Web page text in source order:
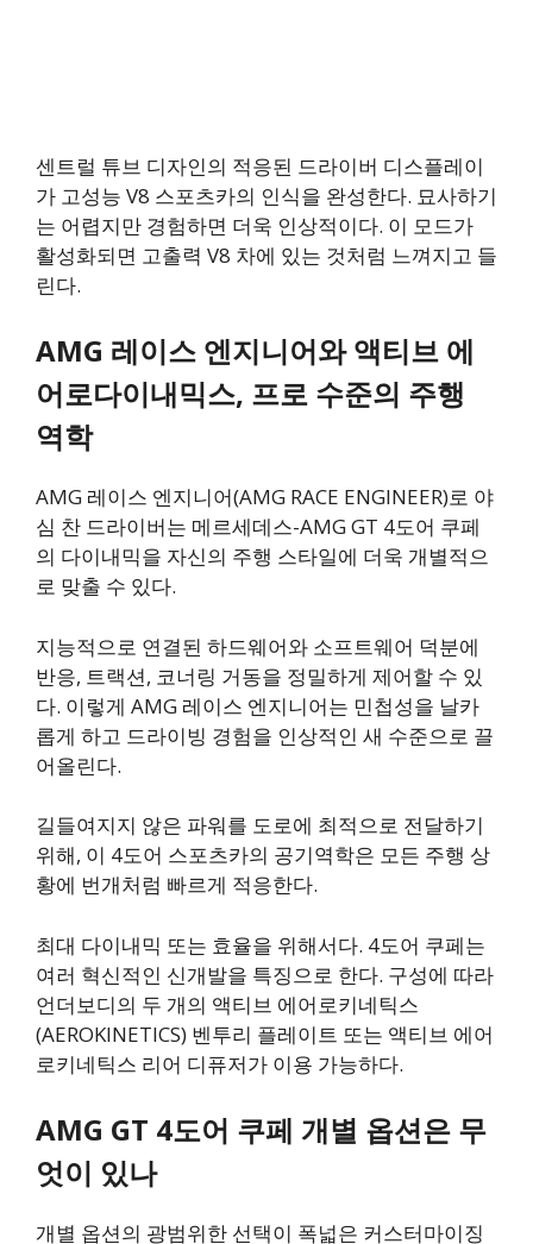
센트럴 튜브 디자인의 적응된 드라이버 디스플레이
가 고성능 V8 스포츠카의 인식을 완성한다. 묘사하기
는 어렵지만 경험하면 더욱 인상적이다. 이 모드가
활성화되면 고출력 V8 차에 있는 것처럼 느껴지고 들
린다.
AMG 레이스 엔지니어와 액티브 에
어로다이내믹스, 프로 수준의 주행
역학
AMG 레이스 엔지니어(AMG RACE ENGINEER)로 야
심 찬 드라이버는 메르세데스-AMG GT 4도어 쿠페
의 다이내믹을 자신의 주행 스타일에 더욱 개별적으
로 맞출 수 있다.
지능적으로 연결된 하드웨어와 소프트웨어 덕분에
반응, 트랙션, 코너링 거동을 정밀하게 제어할 수 있
다. 이렇게 AMG 레이스 엔지니어는 민첩성을 날카
롭게 하고 드라이빙 경험을 인상적인 새 수준으로 끌
어올린다.
길들여지지 않은 파워를 도로에 최적으로 전달하기
위해, 이 4도어 스포츠카의 공기역학은 모든 주행 상
황에 번개처럼 빠르게 적응한다.
최대 다이내믹 또는 효율을 위해서다. 4도어 쿠페는
여러 혁신적인 신개발을 특징으로 한다. 구성에 따라
언더보디의 두 개의 액티브 에어로키네틱스
(AEROKINETICS) 벤투리 플레이트 또는 액티브 에어
로키네틱스 리어 디퓨저가 이용 가능하다.
AMG GT 4도어 쿠페 개별 옵션은 무
엇이 있나
개별 옵션의 광범위한 선택이 폭넓은 커스터마이징